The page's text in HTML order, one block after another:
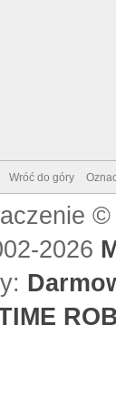
Wróć do góry
2026